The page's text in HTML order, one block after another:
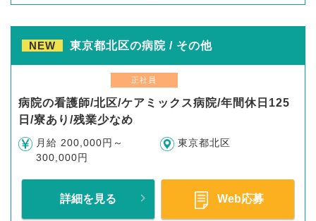
NEW 東京都北区の病院 / その他
正社員
病院の看護師/北区/ケアミックス病院/年間休日125
日/寮あり/残業少なめ
月給 200,000円～
300,000円
東京都北区
詳細を見る Web応募